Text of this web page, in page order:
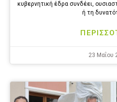
κυβερνητική έδρα συνδέει,
ή τη
23 Μαΐου